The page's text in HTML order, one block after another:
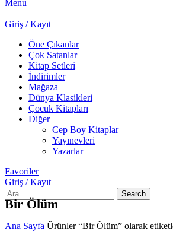
Menu
Giriş / Kayıt
Öne Çıkanlar
Çok Satanlar
Kitap Setleri
İndirimler
Mağaza
Dünya Klasikleri
Çocuk Kitapları
Diğer
Cep Boy Kitaplar
Yayınevleri
Yazarlar
Favoriler
Giriş / Kayıt
Search
Bir Ölüm
Ana Sayfa Ürünler “Bir Ölüm” olarak